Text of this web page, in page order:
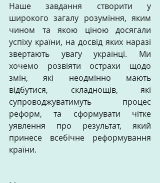
Наше завдання створити у
широкого загалу розуміння, яким
чином та якою ціною досягали
успіху країни, на досвід яких наразі
звертають увагу українці. Ми
хочемо розвіяти острахи щодо
змін, які неодмінно мають
відбутися, складнощів, які
супроводжуватимуть процес
реформ, та сформувати чітке
уявлення про результат, який
принесе всебічне реформування
країни.